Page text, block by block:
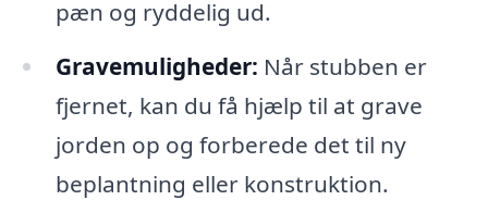
pæn og ryddelig ud.
Gravemuligheder: Når stubben er
fjernet, kan du få hjælp til at grave
jorden op og forberede det til ny
beplantning eller konstruktion.